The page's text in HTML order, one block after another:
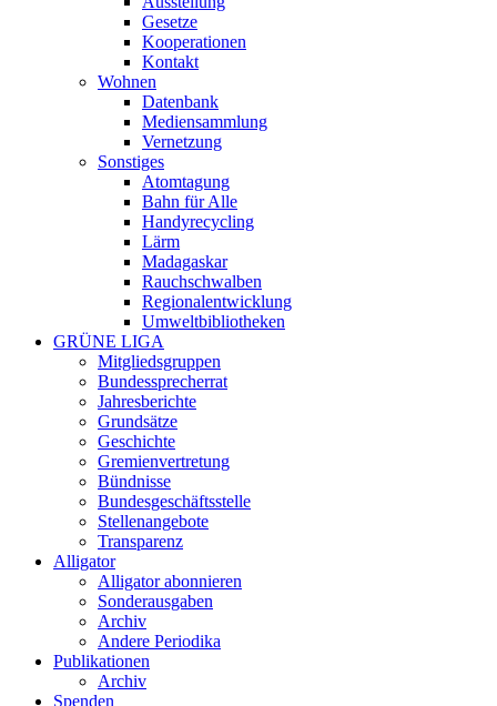
Gesetze
Kooperationen
Kontakt
Wohnen
Datenbank
Mediensammlung
Vernetzung
Sonstiges
Atomtagung
Bahn für Alle
Handyrecycling
Lärm
Madagaskar
Rauchschwalben
Regionalentwicklung
Umweltbibliotheken
GRÜNE LIGA
Mitgliedsgruppen
Bundessprecherrat
Jahresberichte
Grundsätze
Geschichte
Gremienvertretung
Bündnisse
Bundesgeschäftsstelle
Stellenangebote
Transparenz
Alligator
Alligator abonnieren
Sonderausgaben
Archiv
Andere Periodika
Publikationen
Archiv
Spenden